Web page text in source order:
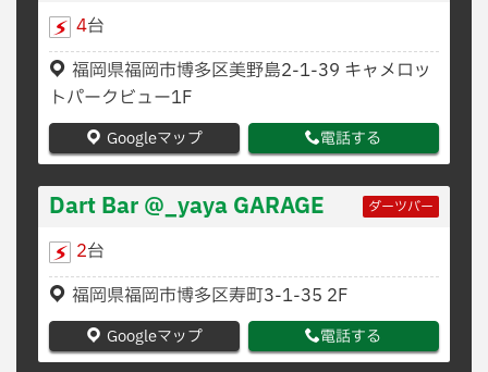
4台
福岡県福岡市博多区美野島2-1-39 キャメロッ
トパークビュー1F
Googleマップ 電話する
Dart Bar @_yaya GARAGE ダーツバー
2台
福岡県福岡市博多区寿町3-1-35 2F
Googleマップ 電話する